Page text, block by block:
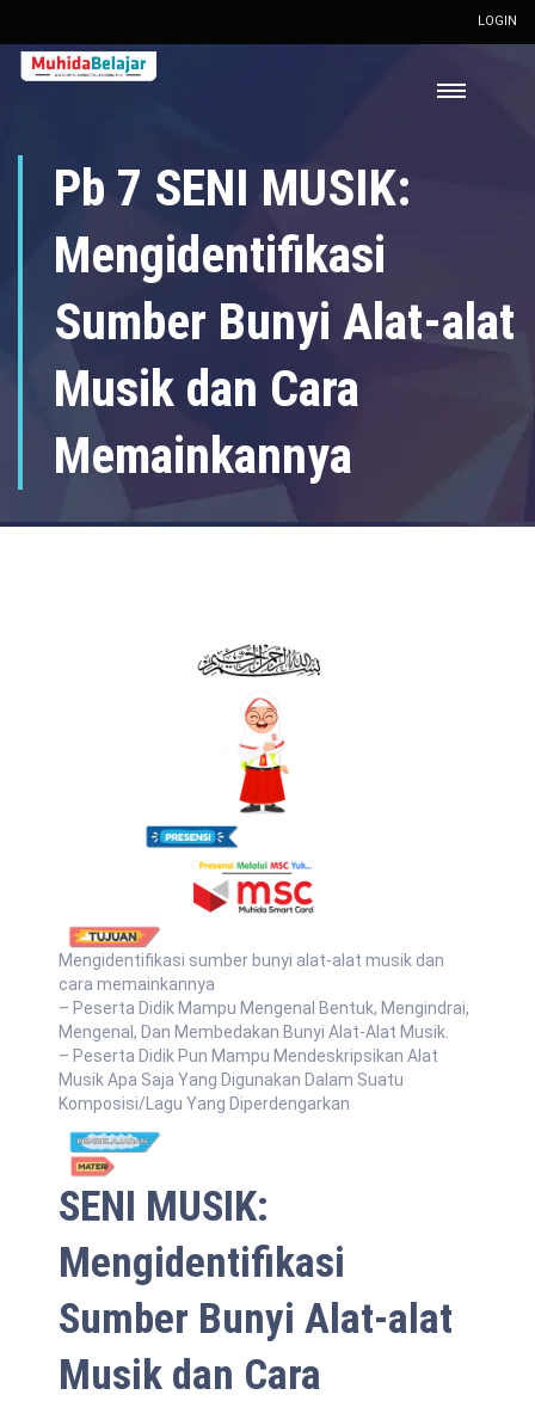
LOGIN
Pb 7 SENI MUSIK:
Mengidentifikasi
Sumber Bunyi Alat-alat
Musik dan Cara
Memainkannya
Mengidentifikasi sumber bunyi alat-alat musik dan
cara memainkannya
– Peserta Didik Mampu Mengenal Bentuk, Mengindrai,
Mengenal, Dan Membedakan Bunyi Alat-Alat Musik.
– Peserta Didik Pun Mampu Mendeskripsikan Alat
Musik Apa Saja Yang Digunakan Dalam Suatu
Komposisi/Lagu Yang Diperdengarkan
SENI MUSIK:
Mengidentifikasi
Sumber Bunyi Alat-alat
Musik dan Cara